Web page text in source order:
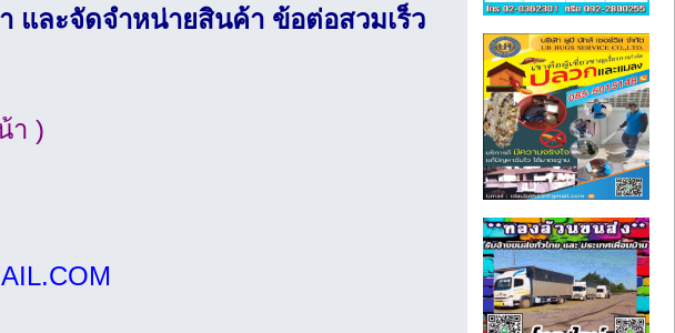
และจัดจำหน่ายสินค้า ข้อต่อสวมเร็ว
า )